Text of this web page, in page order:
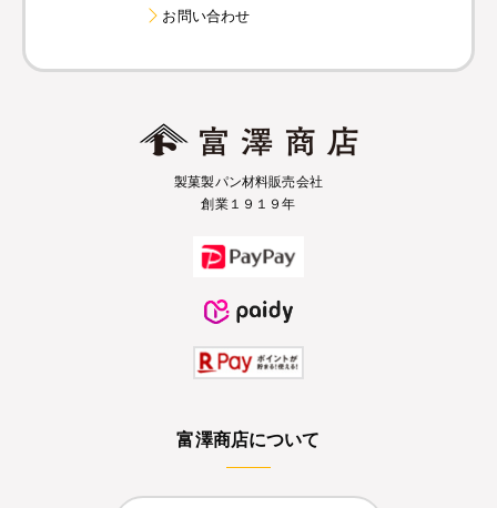
お問い合わせ
製菓製パン材料販売会社
創業１９１９年
富澤商店について